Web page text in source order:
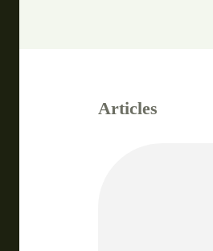
Articles